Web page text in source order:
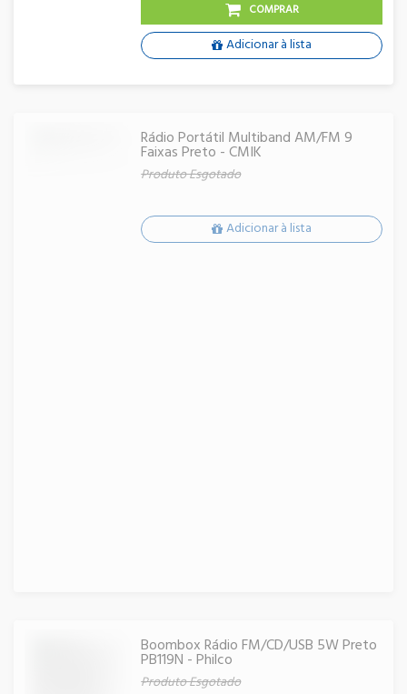
COMPRAR
Adicionar à lista
Rádio Portátil Multiband AM/FM 9
Faixas Preto - CMIK
Produto Esgotado
Adicionar à lista
Boombox Rádio FM/CD/USB 5W Preto
PB119N - Philco
Produto Esgotado